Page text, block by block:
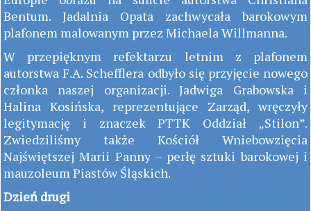
Bentum. Jadalnia Opata zachwycała barokowym
plafonem malowanym przez Michaela Willmanna.
W przepięknym refektarzu letnim z plafonem
autorstwa F.A. Schefflera odbyło się przyjęcie nowego
członka naszej organizacji. Jadwiga Grabowska i
Halina Kosińska, reprezentujące Zarząd, wręczyły
legitymację i znaczek PTTK Oddział „Stilon”.
Zwiedziliśmy także Kościół Wniebowzięcia
Najświętszej Marii Panny – perłę sztuki barokowej i
mauzoleum Piastów Śląskich.
Dzień drugi